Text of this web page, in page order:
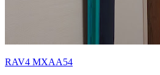
RAV4 MXAA54